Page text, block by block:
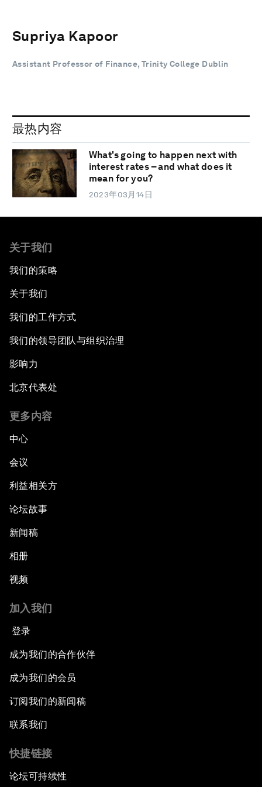
Supriya Kapoor
Assistant Professor of Finance, Trinity College Dublin
最热内容
What's going to happen next with
interest rates – and what does it
mean for you?
2023年03月14日
关于我们
我们的策略
关于我们
我们的工作方式
我们的领导团队与组织治理
影响力
北京代表处
更多内容
中心
会议
利益相关方
论坛故事
新闻稿
相册
视频
加入我们
登录
成为我们的合作伙伴
成为我们的会员
订阅我们的新闻稿
联系我们
快捷链接
论坛可持续性